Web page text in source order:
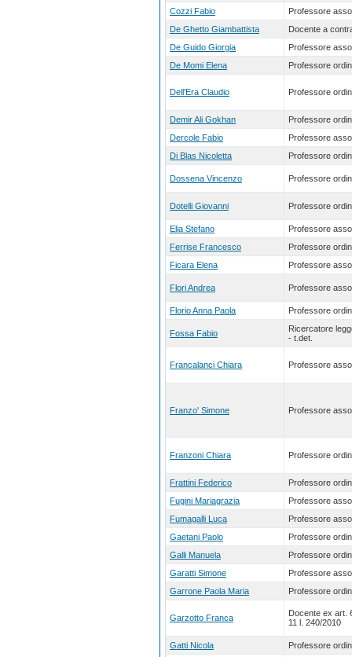
Cozzi Fabio
Professore
De Ghetto Giambattista
Docente a
De Guido Giorgia
Professore
De Momi Elena
Professore
Dell'Era Claudio Professore
Demir Ali Gokhan
Professore
Dercole Fabio
Professore
Di Blas Nicoletta
Professore
Dossena Vincenzo Professore
Dotelli Giovanni Professore
Elia Stefano
Professore
Ferrise Francesco
Professore
Ficara Elena
Professore
Flori Andrea Professore
Florio Anna Paola Professore
Fossa Fabio
Ricercatore
- t.det.
Francalanci Chiara Professore
Franzo' Simone Professore
Franzoni Chiara Professore
Frattini Federico
Professore
Fugini Mariagrazia
Professore
Fumagalli Luca
Professore
Gaetani Paolo
Professore
Galli Manuela
Professore
Garatti Simone
Professore
Garrone Paola Maria
Professore
Garzotto Franca
Docente ex art.
11 l. 240/2010
Gatti Nicola
Professore